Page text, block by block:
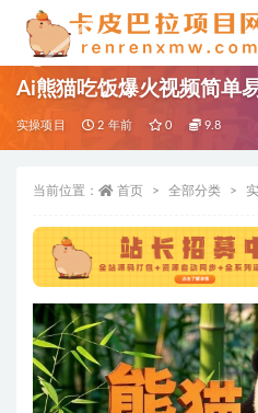
Ai熊猫吃饭爆火视频简单
实操项目 2 年前 0 9.8
当前位置： 首页 全部分类
全部